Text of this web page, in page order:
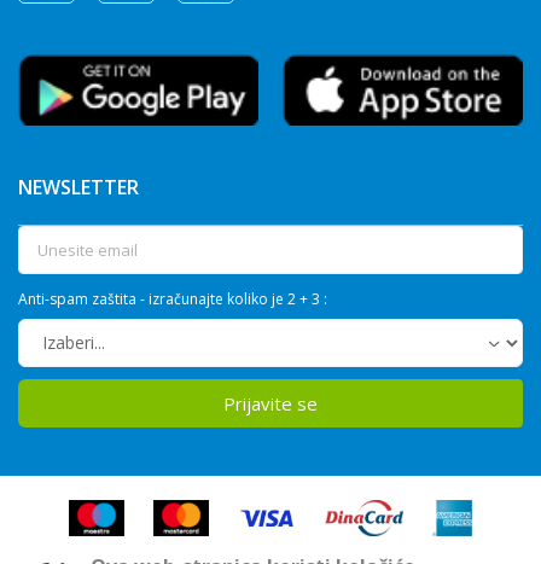
NEWSLETTER
Anti-spam zaštita - izračunajte koliko je 2 + 3 :
Prijavite se